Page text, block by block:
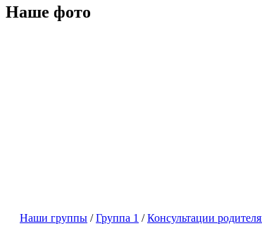
Наше фото
Наши группы /Группа 1 /Консультации